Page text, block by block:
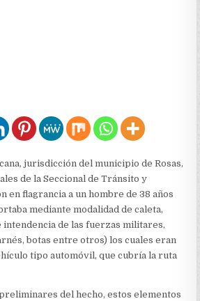
jurisdicción del municipio de Rosas,
de la Seccional de Tránsito y
en flagrancia a un hombre de 38 años
mediante modalidad de caleta,
intendencia de las fuerzas militares,
botas entre otros) los cuales eran
tipo automóvil, que cubría la ruta
del hecho, estos elementos